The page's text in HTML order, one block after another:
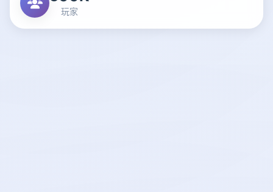
玩家